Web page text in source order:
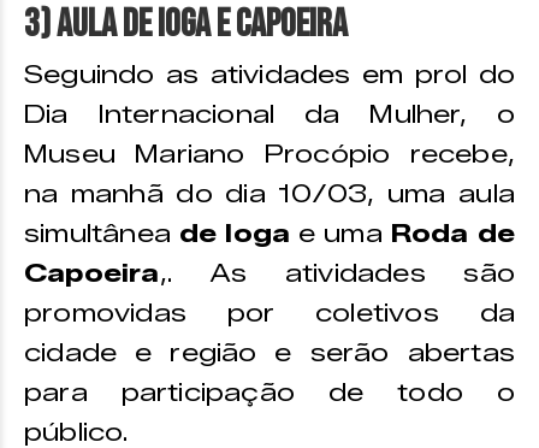
3) Aula de Ioga e Capoeira
Seguindo as atividades em prol do
Dia Internacional da Mulher, o
Museu Mariano Procópio recebe,
na manhã do dia 10/03, uma aula
simultânea de Ioga e uma Roda de
Capoeira,. As atividades são
promovidas por coletivos da
cidade e região e serão abertas
para participação de todo o
público.